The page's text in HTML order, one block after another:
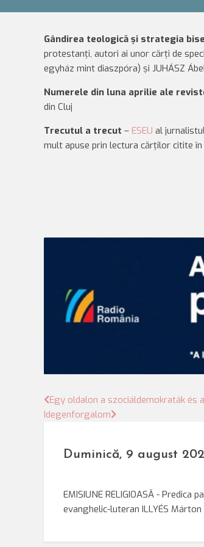
Gândirea teologică și strategia
protestanți, autori ai unor cărți de
egyház mint diaszpóra) și JUHÁSZ
Numerele din luna aprilie ale
din Cluj
Trecutul a trecut – ESEU al
mult apuse prin lectura cărților citite
Bejegyzés
navigáció
Egy oldalon a szociáldemokraták és
Idegenforgalom
Duminică, 9 august
EMISIUNE RELIGIOASĂ - Predica
evanghelic-luteran ILLYÉS